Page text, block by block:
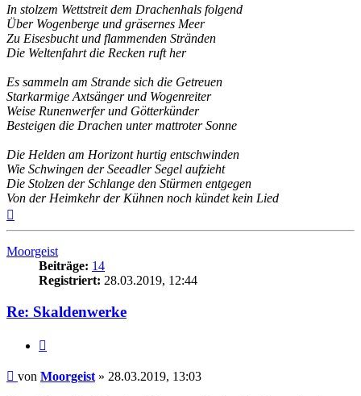
In stolzem Wettstreit dem Drachenhals folgend
Über Wogenberge und gräsernes Meer
Zu Eisesbucht und flammenden Stränden
Die Weltenfahrt die Recken ruft her
Es sammeln am Strande sich die Getreuen
Starkarmige Axtsänger und Wogenreiter
Weise Runenwerfer und Götterkünder
Besteigen die Drachen unter mattroter Sonne
Die Helden am Horizont hurtig entschwinden
Wie Schwingen der Seeadler Segel aufzieht
Die Stolzen der Schlange den Stürmen entgegen
Von der Heimkehr der Kühnen noch kündet kein Lied
Moorgeist
Beiträge: 14
Registriert: 28.03.2019, 12:44
Re: Skaldenwerke
Beitrag
von Moorgeist » 28.03.2019, 13:03